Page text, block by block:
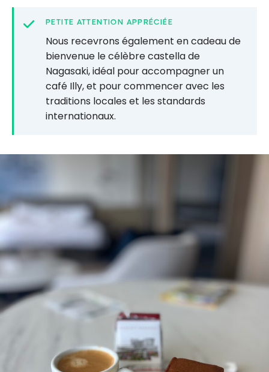
PETITE ATTENTION APPRÉCIÉE
Nous recevrons également en cadeau de
bienvenue le célèbre castella de
Nagasaki, idéal pour accompagner un
café Illy, et pour commencer avec les
traditions locales et les standards
internationaux.